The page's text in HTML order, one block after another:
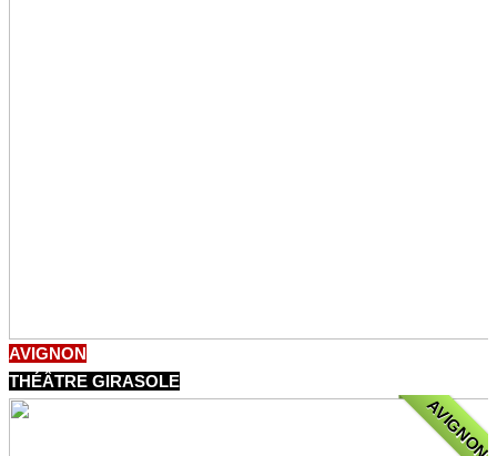
AVIGNON
THÉÂTRE GIRASOLE
AVIGNON